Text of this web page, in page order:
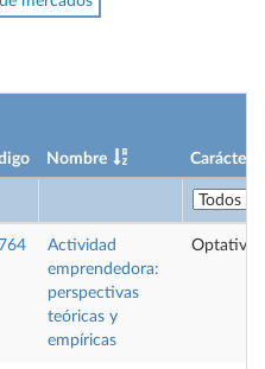
Nombre Carácter
Actividad
emprendedora:
perspectivas
teóricas y
empíricas
Optativa